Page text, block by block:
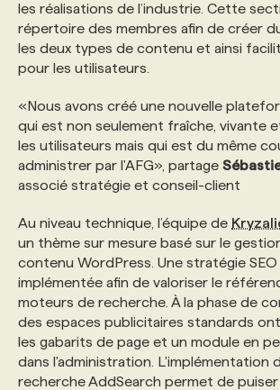
les réalisations de l’industrie. Cette
répertoire des membres afin de créer
les deux types de contenu et ainsi
pour les utilisateurs.
«Nous avons créé une nouvelle
qui est non seulement fraîche, vivante
les utilisateurs mais qui est du même
administrer par l'AFG», partage
associé stratégie et conseil-client
Au niveau technique, l’équipe de
un thème sur mesure basé sur le
contenu WordPress. Une stratégie
implémentée afin de valoriser le
moteurs de recherche. À la phase de
des espaces publicitaires standards
les gabarits de page et un module en
dans l'administration. L'implémentation
recherche AddSearch permet de puiser